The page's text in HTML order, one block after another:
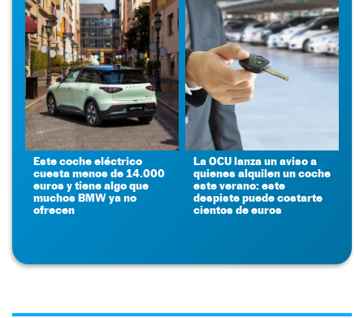
Este coche eléctrico
cuesta menos de 14.000
euros y tiene algo que
muchos BMW ya no
ofrecen
La OCU lanza un aviso a
quienes alquilen un coche
este verano: este
despiste puede costarte
cientos de euros